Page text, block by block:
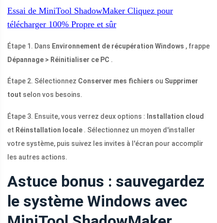
Essai de MiniTool ShadowMaker Cliquez pour
télécharger 100% Propre et sûr
Étape 1. Dans Environnement de récupération Windows , frappe
Dépannage > Réinitialiser ce PC .
Étape 2. Sélectionnez Conserver mes fichiers ou Supprimer
tout selon vos besoins.
Étape 3. Ensuite, vous verrez deux options : Installation cloud
et Réinstallation locale . Sélectionnez un moyen d'installer
votre système, puis suivez les invites à l'écran pour accomplir
les autres actions.
Astuce bonus : sauvegardez
le système Windows avec